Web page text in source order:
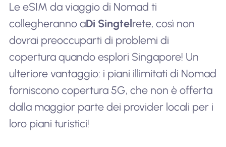
Le eSIM da viaggio di Nomad ti
collegheranno aDi Singtel rete, così non
dovrai preoccuparti di problemi di
copertura quando esplori Singapore! Un
ulteriore vantaggio: i piani illimitati di Nomad
forniscono copertura 5G, che non è offerta
dalla maggior parte dei provider locali per i
loro piani turistici!